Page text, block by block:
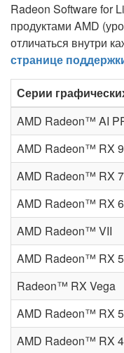
Radeon Software for
продуктами AMD
отличаться внутри
странице
Серии
AMD Radeon™ AI
AMD Radeon™ RX
AMD Radeon™ RX
AMD Radeon™ RX
AMD Radeon™ VII
AMD Radeon™ RX
Radeon™ RX Vega
AMD Radeon™ RX
AMD Radeon™ RX